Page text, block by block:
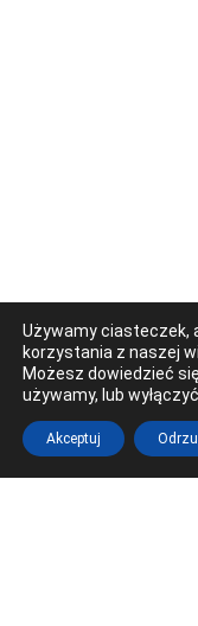
Używamy ciasteczek,
korzystania z naszej
Możesz dowiedzieć
używamy, lub
Akceptuj